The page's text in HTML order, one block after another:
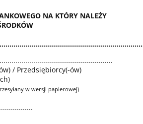
NA KTÓRY NALEŻY
/ Przedsiębiorcy(-ów)
w wersji papierowej)